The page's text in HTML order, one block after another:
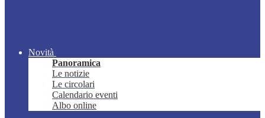
Novità
Panoramica
Le notizie
Le circolari
Calendario eventi
Albo online